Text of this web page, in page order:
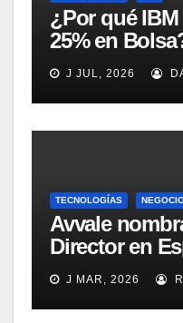
¿Por qué
25% en
J JUL, 2026
TECNOLOGÍAS
Avvale
Director en
J MAR, 2026